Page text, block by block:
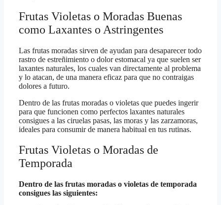
Frutas Violetas o Moradas Buenas
como Laxantes o Astringentes
Las frutas moradas sirven de ayudan para desaparecer todo
rastro de estreñimiento o dolor estomacal ya que suelen ser
laxantes naturales, los cuales van directamente al problema
y lo atacan, de una manera eficaz para que no contraigas
dolores a futuro.
Dentro de las frutas moradas o violetas que puedes ingerir
para que funcionen como perfectos laxantes naturales
consigues a las ciruelas pasas, las moras y las zarzamoras,
ideales para consumir de manera habitual en tus rutinas.
Frutas Violetas o Moradas de
Temporada
Dentro de las frutas moradas o violetas de temporada
consigues las siguientes: